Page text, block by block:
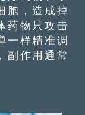
胞，造成掉
药物只攻击
一样精准调
副作用通常